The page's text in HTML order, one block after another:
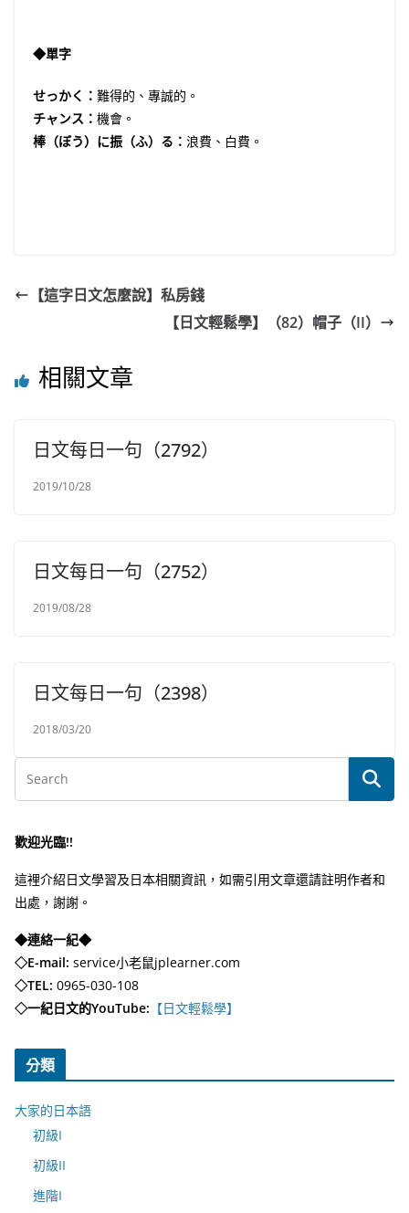
◆單字
せっかく： 難得的、專誠的。
チャンス： 機會。
棒（ぼう）に振（ふ）る： 浪費、白費。
【這字日文怎麼說】私房錢
【日文輕鬆學】（82）帽子（II）
相關文章
日文每日一句（2792）
2019/10/28
日文每日一句（2752）
2019/08/28
日文每日一句（2398）
2018/03/20
歡迎光臨!!
這裡介紹日文學習及日本相關資訊，如需引用文章還請註明作者和
出處，謝謝。
◆連絡一紀◆
◇E-mail: service小老鼠jplearner.com
◇TEL: 0965-030-108
◇一紀日文的YouTube: 【日文輕鬆學】
分類
大家的日本語
初級I
初級II
進階I